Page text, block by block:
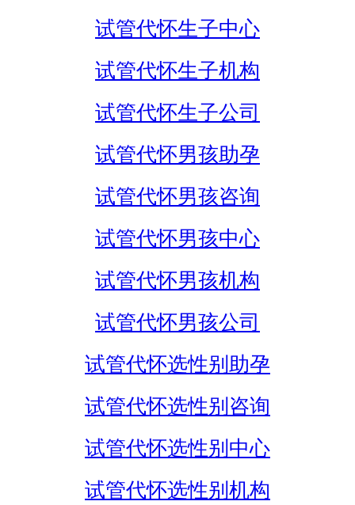
试管代怀生子中心
试管代怀生子机构
试管代怀生子公司
试管代怀男孩助孕
试管代怀男孩咨询
试管代怀男孩中心
试管代怀男孩机构
试管代怀男孩公司
试管代怀选性别助孕
试管代怀选性别咨询
试管代怀选性别中心
试管代怀选性别机构